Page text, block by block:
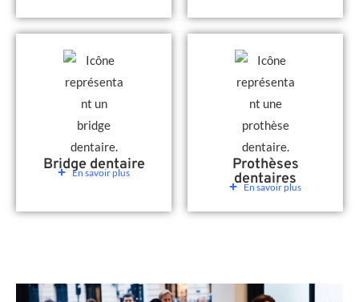
Bridge dentaire
En savoir plus Prothèses
dentaires
En savoir plus